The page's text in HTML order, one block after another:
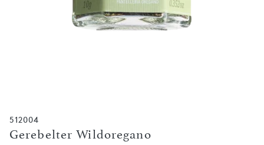
512004
Gerebelter Wildoregano